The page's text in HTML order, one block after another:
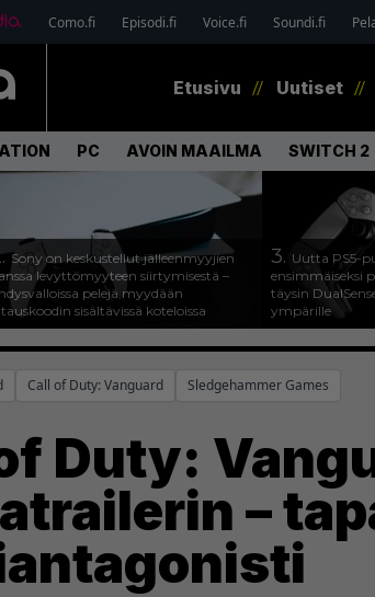
Como.fi Episodi.fi Voice.fi Soundi.fi
Etusivu Uutiset
PC AVOIN MAAILMA SWITCH 2
Sony on keskustellut jälleenmyyjien
levyttömyyteen siirtymisestä –
pelejä myydään
sisältävissä koteloissa
3. Uutta PS5-
ensimmäiseksi
täysin
ympärille
Call of Duty: Vanguard Sledgehammer Games
Duty:
–